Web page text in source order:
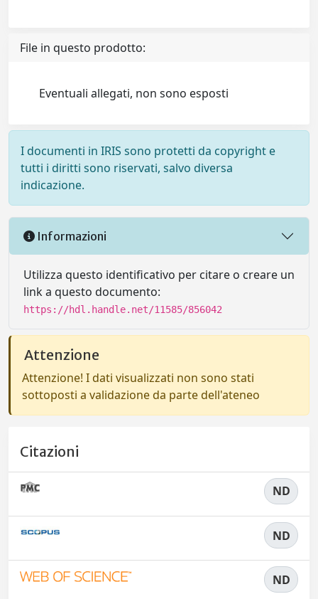
File in questo prodotto:
Eventuali allegati, non sono esposti
I documenti in IRIS sono protetti da copyright e
tutti i diritti sono riservati, salvo diversa
indicazione.
Informazioni
Utilizza questo identificativo per citare o creare un
link a questo documento:
https://hdl.handle.net/11585/856042
Attenzione
Attenzione! I dati visualizzati non sono stati
sottoposti a validazione da parte dell'ateneo
Citazioni
ND
ND
ND